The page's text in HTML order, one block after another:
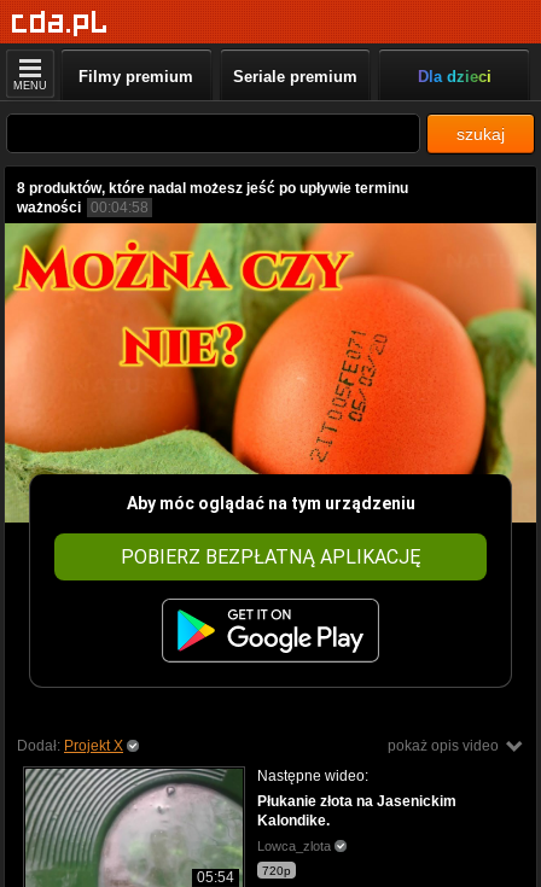
MENU Filmy premium Seriale premium Dla dzieci
szukaj
8 produktów, które nadal możesz jeść po upływie terminu
ważności 00:04:58
Aby móc oglądać na tym urządzeniu
POBIERZ BEZPŁATNĄ APLIKACJĘ
pokaż opis video
Dodał: Projekt X
05:54
Następne wideo:
Płukanie złota na Jasenickim
Kalondike.
Lowca_zlota
720p